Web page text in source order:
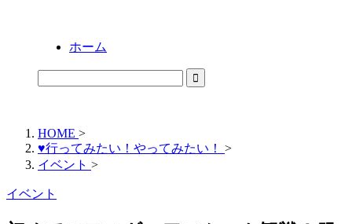
ホーム
HOME >
♥行ってみたい！やってみたい！
>
イベント >
イベント